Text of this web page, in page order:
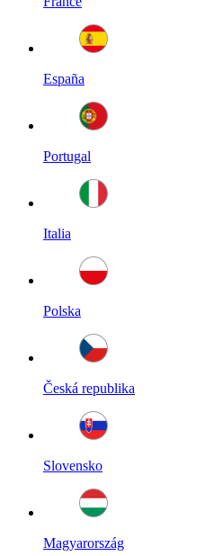
España
Portugal
Italia
Polska
Česká republika
Slovensko
Magyarország